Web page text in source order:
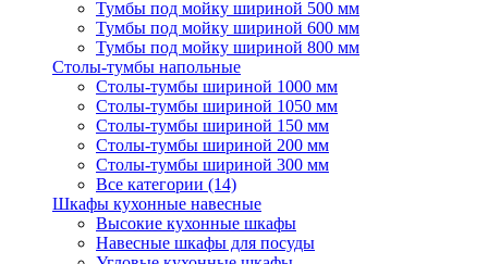
Тумбы под мойку шириной 500 мм
Тумбы под мойку шириной 600 мм
Тумбы под мойку шириной 800 мм
Столы-тумбы напольные
Столы-тумбы шириной 1000 мм
Столы-тумбы шириной 1050 мм
Столы-тумбы шириной 150 мм
Столы-тумбы шириной 200 мм
Столы-тумбы шириной 300 мм
Все категории (14)
Шкафы кухонные навесные
Высокие кухонные шкафы
Навесные шкафы для посуды